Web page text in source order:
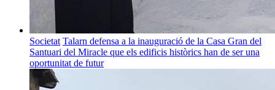
Societat Talarn defensa a la inauguració de la Casa Gran del
Santuari del Miracle que els edificis històrics han de ser una
oportunitat de futur